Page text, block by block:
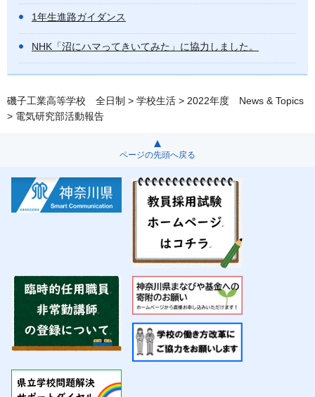
1年生進路ガイダンス
NHK「沼にハマってきいてみた」に協力しました。
磯子工業高等学校 全日制 > 学校生活 > 2022年度 News & Topics
> 電気研究部活動報告
ページの先頭へ戻る